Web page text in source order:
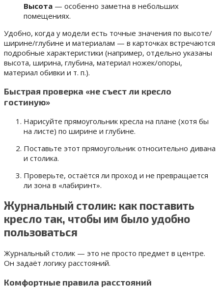
Высота — особенно заметна в небольших
помещениях.
Удобно, когда у модели есть точные значения по высоте/
ширине/глубине и материалам — в карточках встречаются
подробные характеристики (например, отдельно указаны
высота, ширина, глубина, материал ножек/опоры,
материал обивки и т. п.).
Быстрая проверка «не съест ли кресло
гостиную»
Нарисуйте прямоугольник кресла на плане (хотя бы
на листе) по ширине и глубине.
Поставьте этот прямоугольник относительно дивана
и столика.
Проверьте, остаётся ли проход и не превращается
ли зона в «лабиринт».
Журнальный столик: как поставить
кресло так, чтобы им было удобно
пользоваться
Журнальный столик — это не просто предмет в центре.
Он задаёт логику расстояний.
Комфортные правила расстояний